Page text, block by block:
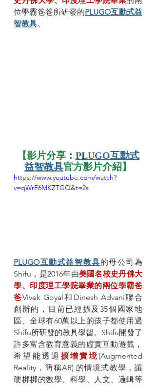
位學霸爸爸所研發的PLUGO互動式益
智教具。
【影片分享： PLUGO互動式
益智教具官方影片介紹】
https://www.youtube.com/watch?
v=qWrF6MKZTGQ&t=2s
PLUGO互動式益智教具的母公司為
Shifu，是2016年由美國名校史丹佛大
學、印度理工學院畢業的兩位學霸爸
爸Vivek Goyal和Dinesh Advani聯合
創辦的，目前已經擴及35個國家地
區、全球有60萬以上的孩子都使用過
Shifu所研發的教具學習。Shifu開發了
許多富含教育意義的虛實互動遊戲，
希望能透過 擴增實境(Augmented
Reality，簡稱AR) 的情境式教學，讓
硬梆梆的數學、科學、人文、邏輯等